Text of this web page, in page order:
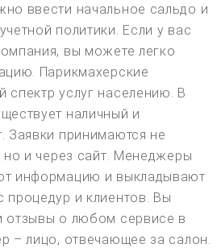
ввести начальное сальдо и
политики. Если у вас
вы можете легко
Парикмахерские
спектр услуг населению. В
наличный и
Заявки принимаются не
но и через сайт. Менеджеры
информацию и выкладывают
и клиентов. Вы
отзывы о любом сервисе в
– лицо, отвечающее за салон.